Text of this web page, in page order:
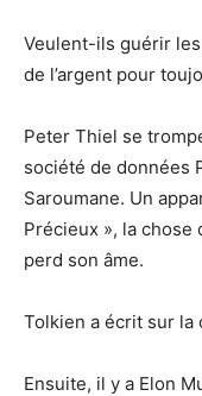
Veulent-ils guérir
de l’argent pour
Peter Thiel se
société de données
Saroumane. Un
Précieux », la chose
perd son âme.
Tolkien a écrit sur
Ensuite, il y a Elon